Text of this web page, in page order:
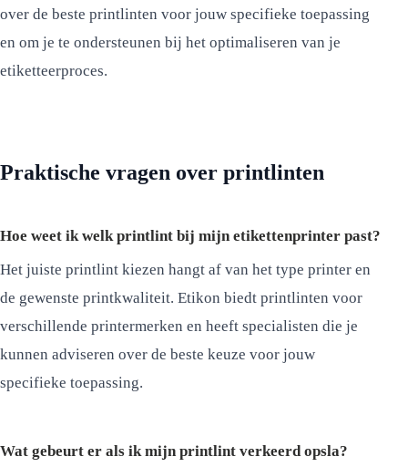
over de beste printlinten voor jouw specifieke toepassing
en om je te ondersteunen bij het optimaliseren van je
etiketteerproces.
Praktische vragen over printlinten
Hoe weet ik welk printlint bij mijn etikettenprinter past?
Het juiste printlint kiezen hangt af van het type printer en
de gewenste printkwaliteit. Etikon biedt printlinten voor
verschillende printermerken en heeft specialisten die je
kunnen adviseren over de beste keuze voor jouw
specifieke toepassing.
Wat gebeurt er als ik mijn printlint verkeerd opsla?